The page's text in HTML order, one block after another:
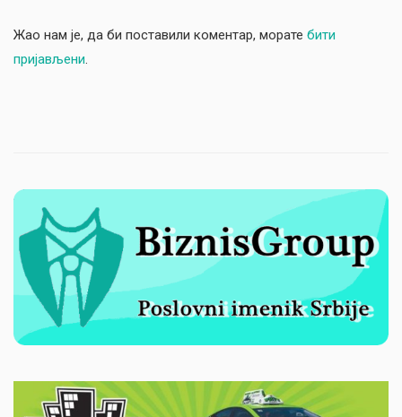
Жао нам је, да би поставили коментар, морате бити
пријављени.